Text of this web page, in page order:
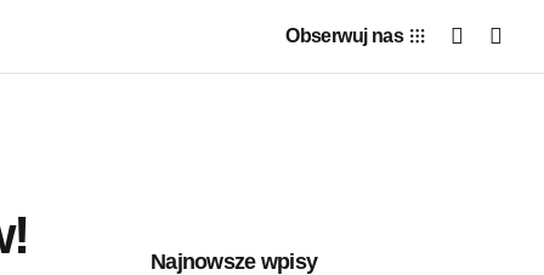
Obserwuj nas
Najnowsze wpisy